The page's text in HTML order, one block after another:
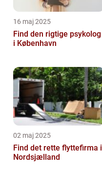
16 maj 2025
Find den rigtige psykolog
i København
02 maj 2025
Find det rette flyttefirma i
Nordsjælland